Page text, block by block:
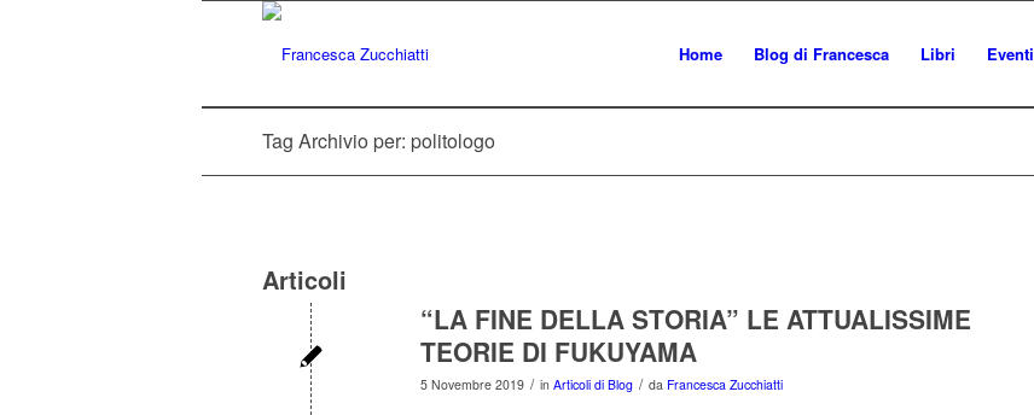
Home Blog di Francesca Libri Eventi
Tag Archivio per: politologo
Articoli
“LA FINE DELLA STORIA” LE ATTUALISSIME
TEORIE DI FUKUYAMA
5 Novembre 2019 / in Articoli di Blog / da Francesca Zucchiatti